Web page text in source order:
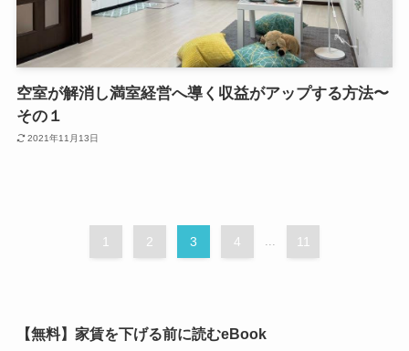
空室が解消し満室経営へ導く収益がアップする方法〜
その１
2021年11月13日
1 2 3 4 ... 11
【無料】家賃を下げる前に読むeBook